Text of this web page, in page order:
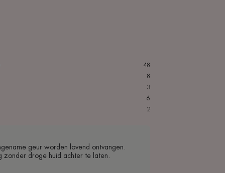
48
8
3
6
2
geur worden lovend ontvangen.
zonder droge huid achter te laten.